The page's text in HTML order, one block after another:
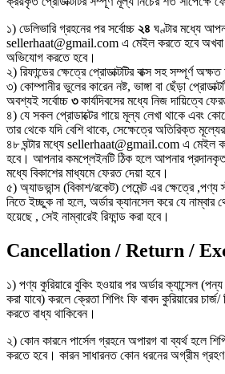
১) ডেলিভারি গ্রহনের পর সর্বোচ্চ ২৪ ঘণ্টার মধ্যে
sellerhaat@gmail.com এ মেইল করতে হবে অখবা
অভিযোগ করতে হবে।
২) রিফান্ডের ক্ষেত্রে প্রোডাক্টটির বাক্স সহ সম্পূর্ণ
৩) কোম্পানীর ভুলের কারেন নষ্ট, ভাঙ্গা বা ছেঁড়া
অবশ্যই সর্বোচ্চ ৩কার্যদিবসের মধ্যে নিজ দায়িত্বে
৪) যে সকল প্রোডাক্টের গায়ে মূল্য লেখা থাকে এবং
তার থেকে যদি বেশি থাকে, সেক্ষেত্রে অতিরিক্ত
৪৮ ঘন্টার মধ্যে sellerhaat@gmail.com এ মেইল
হবে। আপনার কমপ্লেইনটি ঠিক হলে আপনার
মধ্যে বিকাশের মাধ্যমে ফেরত দেয়া হবে।
৫) অ্যাডভান্স (বিকাশ/রকেট) পেমেন্ট এর ক্ষেত্রে ,পণ্য
নিতে ইচ্ছুক না হলে, অর্ডার ক্যানসেল করে যে নাম্বার
হয়েছে , সেই নাম্বারেই রিফান্ড করা হবে।
Cancellation / Return /
১) পণ্য কুরিয়ারে বুকিং হওয়ার পর অর্ডার ক্যান্সেল (পন্য
করা যাবে) করলে ক্রেতা শিপিং ফি বাবদ কুরিয়ারের চার্জ/
করতে বাধ্য থাকিবেন।
২) কোন কারনে পার্সেল গ্রহনে অপারগ বা ব্যর্থ হলে
করতে হবে। কারন সাধারনত কোন ধরনের অগ্রীম গ্রহণ